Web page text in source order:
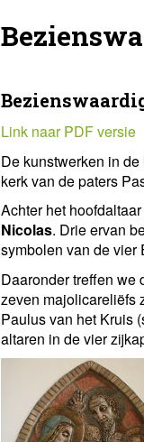
Link naar PDF versie
De kunstwerken in
kerk van de paters
Achter het
Nicolas. Drie ervan
symbolen van de vier
Daaronder treffen we
zeven majolicareliëfs
Paulus van het Kruis
altaren in de vier